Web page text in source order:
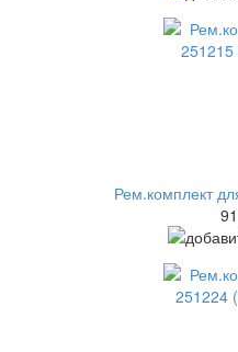
Рем.комплект